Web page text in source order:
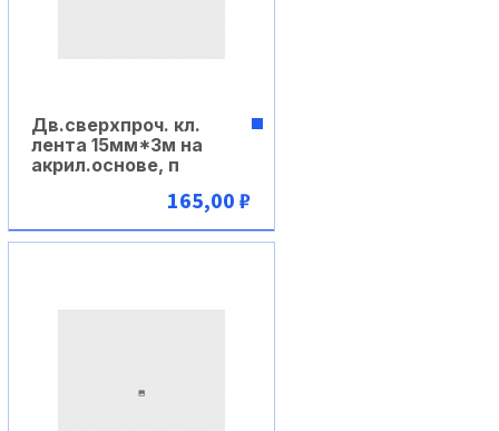
В корзину
Дв.сверхпроч. кл.
лента 15мм*3м на
акрил.основе, п
165,00 ₽